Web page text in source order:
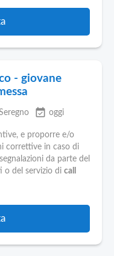
- giovane
event_available oggi
e proporre e/o
correttive in caso di
da parte del
o del servizio di call